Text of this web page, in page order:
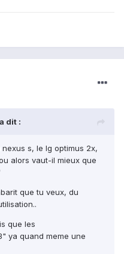
dit :
s, le lg optimus 2x,
alors vaut-il mieux que
que tu veux, du
que les
ya quand meme une